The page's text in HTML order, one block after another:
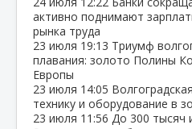
активно поднимают
рынка труда
23 июля 19:13 Триумф
плавания: золото Полины
Европы
23 июля 14:05
технику и оборудование в
23 июля 11:56 До 300 тысяч